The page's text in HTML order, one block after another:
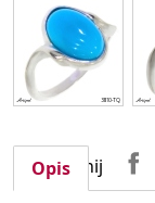
Udostępnij
Opis